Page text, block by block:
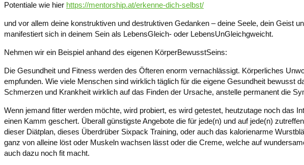
Potentiale wie hier https://mentorship.at/erkenne-dich-selbst/
und vor allem deine konstruktiven und destruktiven Gedanken – deine Seele, dein Geist
manifestiert sich in deinem Sein als LebensGleich- oder LebensUnGleichgweicht.
Nehmen wir ein Beispiel anhand des eigenen KörperBewusstSeins:
Die Gesundheit und Fitness werden des Öfteren enorm vernachlässigt. Körperliches
empfunden. Wie viele Menschen sind wirklich täglich für die eigene Gesundheit bewusst
Schmerzen und Krankheit wirklich auf das Finden der Ursache, anstelle permanent die
Wenn jemand fitter werden möchte, wird probiert, es wird getestet, heutzutage noch das
einen Kamm geschert. Überall günstigste Angebote die für jede(n) und auf jede(n)
dieser Diätplan, dieses Überdrüber Sixpack Training, oder auch das kalorienarme
ganz von alleine löst oder Muskeln wachsen lässt oder die Creme, welche auf
auch dazu noch fit macht.